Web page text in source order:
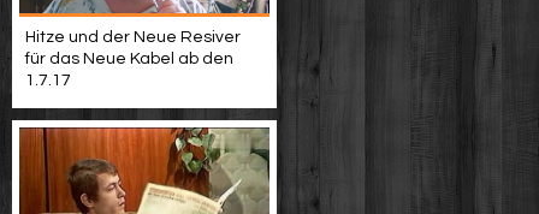
Hitze und der Neue Resiver
für das Neue Kabel ab den
1.7.17